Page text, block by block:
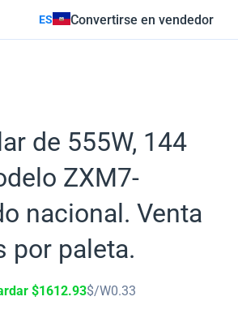
ES Convertirse en vendedor
de 555W, 144
ZXM7-
nacional. Venta
por paleta.
$1612.93$/W0.33